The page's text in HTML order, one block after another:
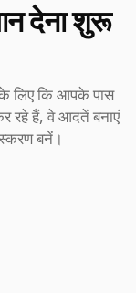
देना शुरू
लिए कि आपके पास
रहे हैं, वे आदतें बनाएं
बनें।